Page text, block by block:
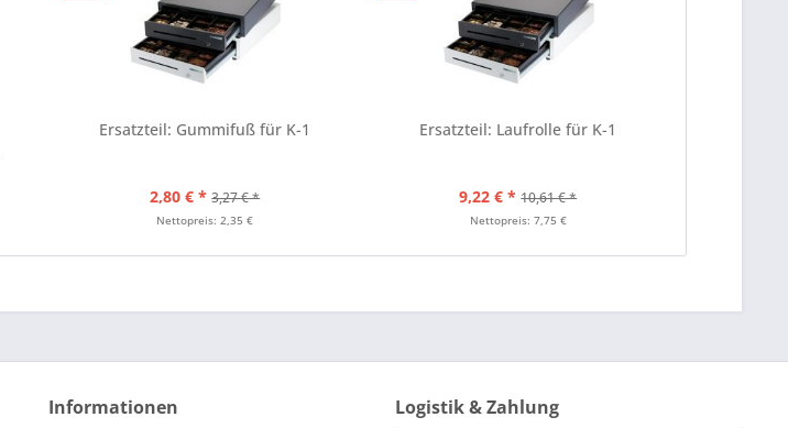
Ersatzteil: Gummifuß für K-1
2,80 € * 3,27 € *
Nettopreis: 2,35 €
Ersatzteil: Laufrolle für K-1
9,22 € * 10,61 € *
Nettopreis: 7,75 €
Informationen Logistik & Zahlung